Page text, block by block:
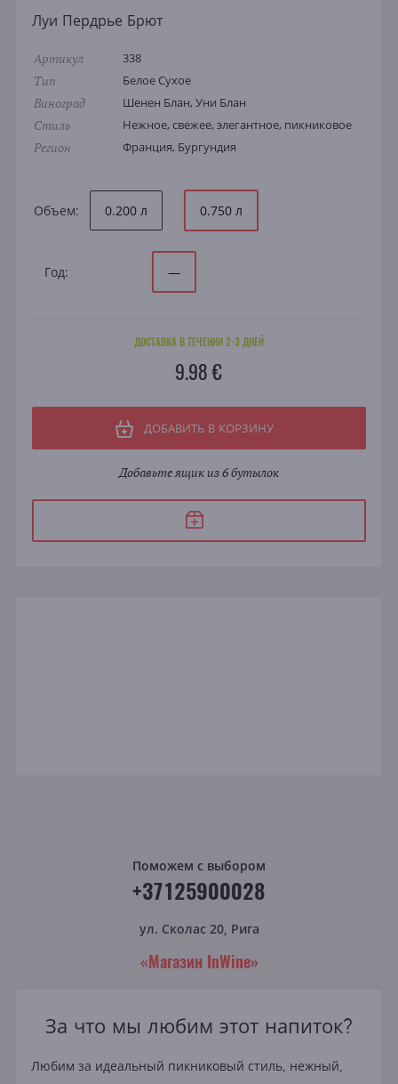
Луи Пердрье Брют
Артикул 338
Тип Белое Сухое
Виноград Шенен Блан, Уни Блан
Стиль Нежное, свежее, элегантное, пикниковое
Регион Франция, Бургундия
Объем: 0.200 л 0.750 л
Год: —
ДОСТАВКА В ТЕЧЕНИИ 2-3 ДНЕЙ
9.98 €
ДОБАВИТЬ В КОРЗИНУ
Добавьте ящик из 6 бутылок
Поможем с выбором
+37125900028
ул. Сколас 20, Рига
«Магазин InWine»
За что мы любим этот напиток?
Любим за идеальный пикниковый стиль, нежный,